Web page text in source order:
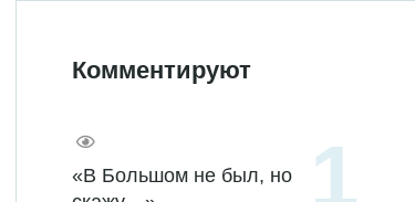
Комментируют
«В Большом не был, но